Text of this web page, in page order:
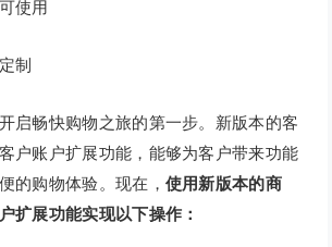
使用
制
启畅快购物之旅的第一步。新版本的客
户账户扩展功能，能够为客户带来功能
的购物体验。现在， 使用新版本的商
扩展功能实现以下操作：